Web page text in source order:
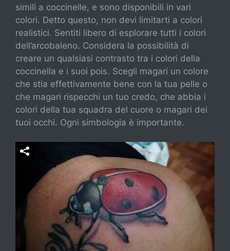
simili a coccinelle, e sono disponibili in vari
colori. Detto questo, non devi limitarti a colori
realistici. Sentiti libero di esplorare tutti i colori
dell’arcobaleno. Considera la possibilità di
creare un qualsiasi contrasto tra i colori della
coccinella e i suoi pois. Scegli magari un colore
che stia effettivamente bene con la tua pelle o
che magari rispecchi un tuo credo, che abbia i
colori della tua squadra del cuore o magari dei
tuoi occhi. Ogni simbologia è importante.